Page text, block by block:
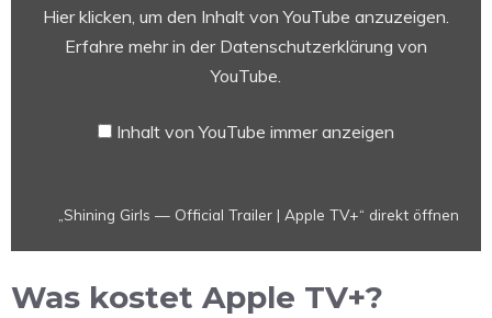
TrailerHier klicken, um den Inhalt von YouTube anzuzeigen.
Erfahre mehr in der Datenschutzerklärung von
YouTube.
Inhalt von YouTube immer anzeigen
„Shining Girls — Official Trailer | Apple TV+“ direkt öffnen
Was kostet Apple TV+?